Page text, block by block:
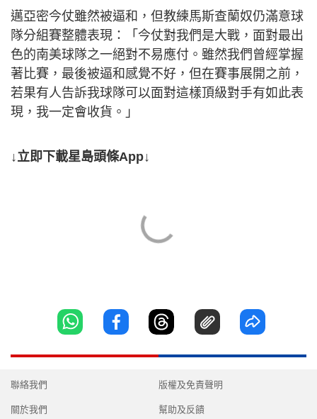
邁亞密今仗雖然被逼和，但教練馬斯查蘭奴仍滿意球
隊分組賽整體表現：「今仗對我們是大戰，面對最出
色的南美球隊之一絕對不易應付。雖然我們曾經掌握
著比賽，最後被逼和感覺不好，但在賽事展開之前，
若果有人告訴我球隊可以面對這樣頂級對手有如此表
現，我一定會收貨。」
↓立即下載星島頭條App↓
聯絡我們
關於我們
版權及免責聲明
幫助及反饋